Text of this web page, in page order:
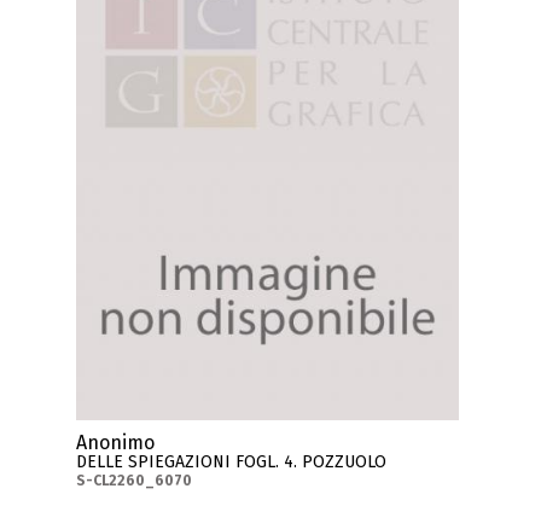
Anonimo
DELLE SPIEGAZIONI FOGL. 4. POZZUOLO
S-CL2260_6070